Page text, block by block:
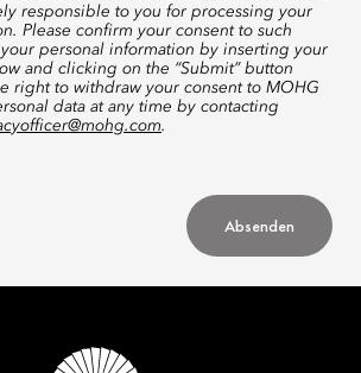
responsible to you for processing your
Please confirm your consent to such
personal information by inserting your
and clicking on the “Submit” button
right to withdraw your consent to MOHG
data at any time by contacting
.
Absenden